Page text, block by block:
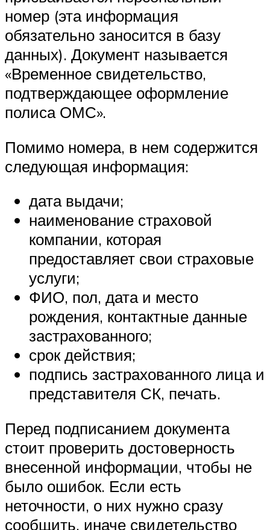
номер (эта информация
обязательно заносится в базу
данных). Документ называется
«Временное свидетельство,
подтверждающее оформление
полиса ОМС».
Помимо номера, в нем содержится
следующая информация:
дата выдачи;
наименование страховой
компании, которая
предоставляет свои страховые
услуги;
ФИО, пол, дата и место
рождения, контактные данные
застрахованного;
срок действия;
подпись застрахованного лица и
представителя СК, печать.
Перед подписанием документа
стоит проверить достоверность
внесенной информации, чтобы не
было ошибок. Если есть
неточности, о них нужно сразу
сообщить, иначе свидетельство